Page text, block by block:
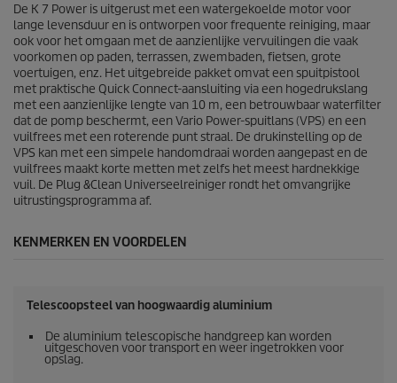
e
n
.
1
0
7
b
e
o
o
r
d
e
l
g
De K 7 Power is uitgerust met een watergekoelde motor voor
lange levensduur en is ontworpen voor frequente reiniging, maar
ook voor het omgaan met de aanzienlijke vervuilingen die vaak
voorkomen op paden, terrassen, zwembaden, fietsen, grote
voertuigen, enz. Het uitgebreide pakket omvat een spuitpistool
met praktische Quick Connect-aansluiting via een hogedrukslang
met een aanzienlijke lengte van 10 m, een betrouwbaar waterfilter
dat de pomp beschermt, een Vario Power-spuitlans (VPS) en een
vuilfrees met een roterende punt straal. De drukinstelling op de
VPS kan met een simpele handomdraai worden aangepast en de
vuilfrees maakt korte metten met zelfs het meest hardnekkige
vuil. De Plug &Clean Universeelreiniger rondt het omvangrijke
uitrustingsprogramma af.
KENMERKEN EN VOORDELEN
Telescoopsteel van hoogwaardig aluminium
De aluminium telescopische handgreep kan worden
uitgeschoven voor transport en weer ingetrokken voor
opslag.